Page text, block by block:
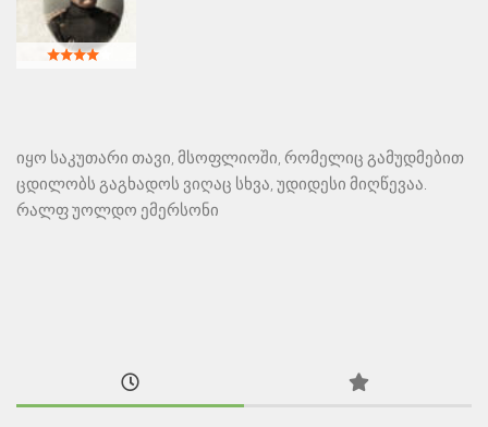
იყო საკუთარი თავი, მსოფლიოში, რომელიც გამუდმებით
ცდილობს გაგხადოს ვიღაც სხვა, უდიდესი მიღწევაა.
რალფ უოლდო ემერსონი